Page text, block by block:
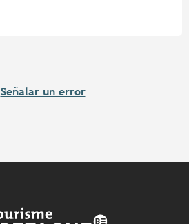
Señalar un error